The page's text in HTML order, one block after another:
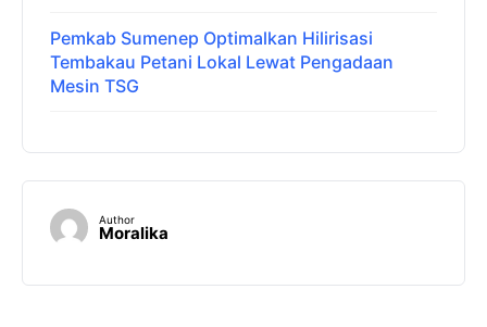
Pemkab Sumenep Optimalkan Hilirisasi
Tembakau Petani Lokal Lewat Pengadaan
Mesin TSG
Author
Moralika